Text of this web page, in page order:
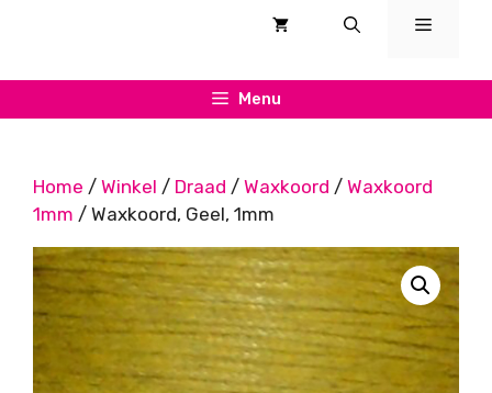
Menu
Menu
Home / Winkel / Draad / Waxkoord / Waxkoord
1mm / Waxkoord, Geel, 1mm